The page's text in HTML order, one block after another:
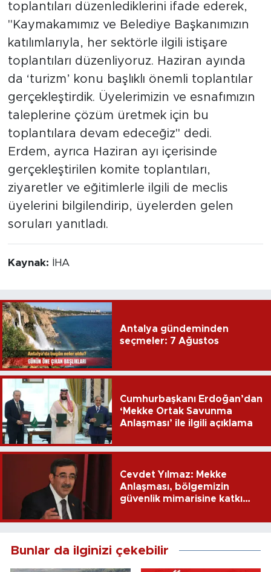
toplantıları düzenlediklerini ifade ederek,
"Kaymakamımız ve Belediye Başkanımızın
katılımlarıyla, her sektörle ilgili istişare
toplantıları düzenliyoruz. Haziran ayında
da ‘turizm’ konu başlıklı önemli toplantılar
gerçekleştirdik. Üyelerimizin ve esnafımızın
taleplerine çözüm üretmek için bu
toplantılara devam edeceğiz" dedi.
Erdem, ayrıca Haziran ayı içerisinde
gerçekleştirilen komite toplantıları,
ziyaretler ve eğitimlerle ilgili de meclis
üyelerini bilgilendirip, üyelerden gelen
soruları yanıtladı.
Kaynak: İHA
Antalya gündeminden
seçmeler: 7 Ağustos
Cumhurbaşkanı Erdoğan’dan
‘Mekke Ortak Savunma
Anlaşması’ ile ilgili açıklama
Cevdet Yılmaz: Mekke
Anlaşması, bölgemizin
güvenlik mimarisine katkı
Bunlar da ilginizi çekebilir